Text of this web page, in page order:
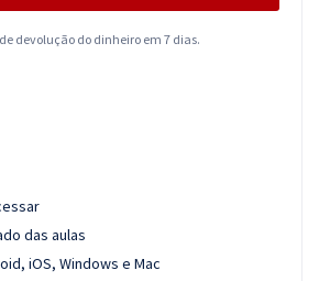
devolução do dinheiro em 7 dias.
das aulas
iOS, Windows e Mac